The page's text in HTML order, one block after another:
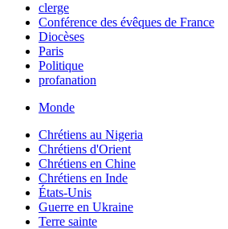
clerge
Conférence des évêques de France
Diocèses
Paris
Politique
profanation
Monde
Chrétiens au Nigeria
Chrétiens d'Orient
Chrétiens en Chine
Chrétiens en Inde
États-Unis
Guerre en Ukraine
Terre sainte